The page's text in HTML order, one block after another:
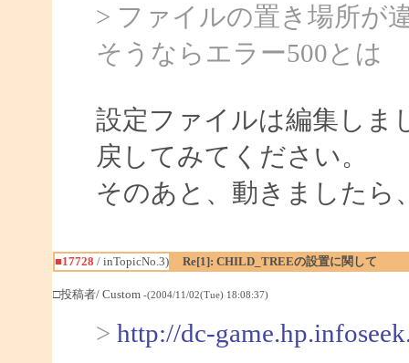
> ファイルの置き場所が
そうならエラー500とは
設定ファイルは編集しま
戻してみてください。
そのあと、動きましたら
■17728 / inTopicNo.3) Re[1]: CHILD_TREEの設置に関して
□投稿者/ Custom -(2004/11/02(Tue) 18:08:37)
> http://dc-